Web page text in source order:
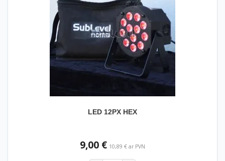
LED 12PX HEX
9,00 € 10,89 € ar PVN